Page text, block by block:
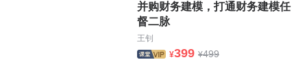
并购财务建模，打通财务建模任
督二脉
王钊
¥399 ¥499